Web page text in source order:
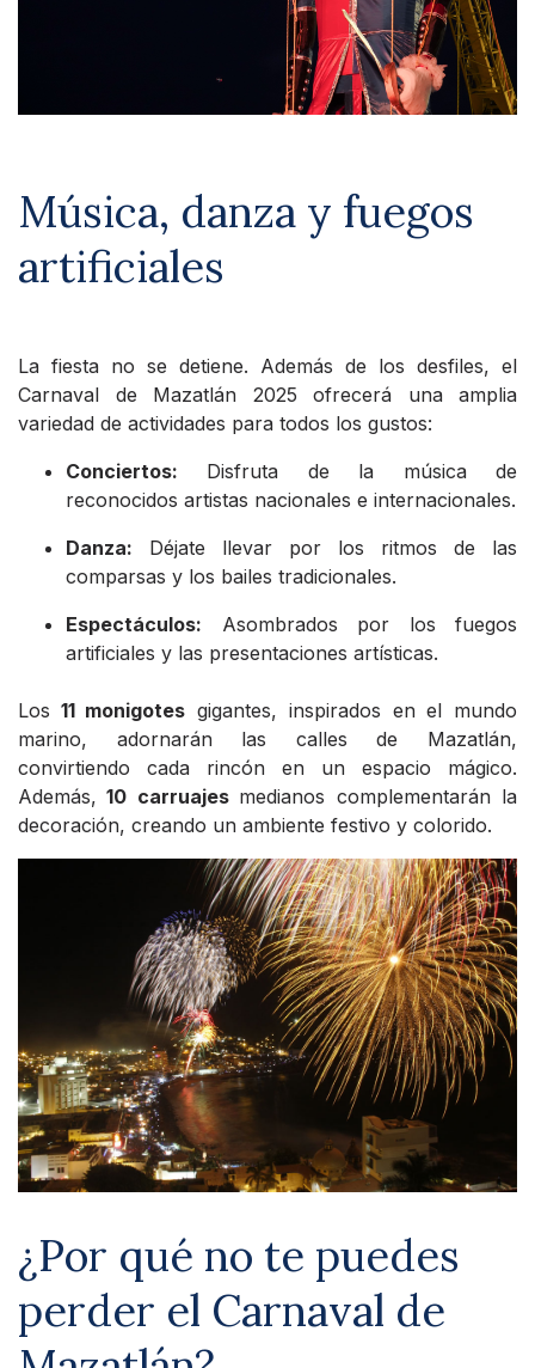
Música, danza y fuegos
artificiales
La fiesta no se detiene. Además de los desfiles, el
Carnaval de Mazatlán 2025 ofrecerá una amplia
variedad de actividades para todos los gustos:
Conciertos: Disfruta de la música de
reconocidos artistas nacionales e internacionales.
Danza: Déjate llevar por los ritmos de las
comparsas y los bailes tradicionales.
Espectáculos: Asombrados por los fuegos
artificiales y las presentaciones artísticas.
Los 11 monigotes gigantes, inspirados en el mundo
marino, adornarán las calles de Mazatlán,
convirtiendo cada rincón en un espacio mágico.
Además, 10 carruajes medianos complementarán la
decoración, creando un ambiente festivo y colorido.
¿Por qué no te puedes
perder el Carnaval de